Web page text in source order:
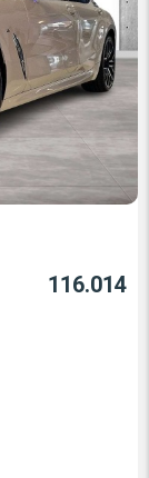
116.014